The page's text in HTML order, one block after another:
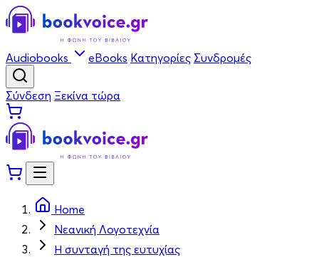
Audiobooks eBooks Κατηγορίες Συνδρομές
Σύνδεση Ξεκίνα τώρα
Home
Νεανική Λογοτεχνία
Η συνταγή της ευτυχίας